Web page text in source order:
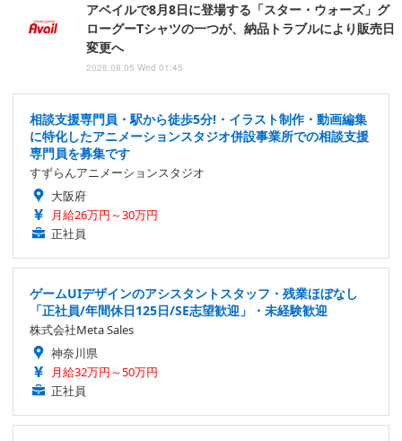
アベイルで8月8日に登場する「スター・ウォーズ」グ
ローグーTシャツの一つが、納品トラブルにより販売日
変更へ
2026.08.05 Wed 01:45
相談支援専門員・駅から徒歩5分!・イラスト制作・動画編集
に特化したアニメーションスタジオ併設事業所での相談支援
専門員を募集です
すずらんアニメーションスタジオ
大阪府
月給26万円～30万円
正社員
ゲームUIデザインのアシスタントスタッフ・残業ほぼなし
「正社員/年間休日125日/SE志望歓迎」・未経験歓迎
株式会社Meta Sales
神奈川県
月給32万円～50万円
正社員